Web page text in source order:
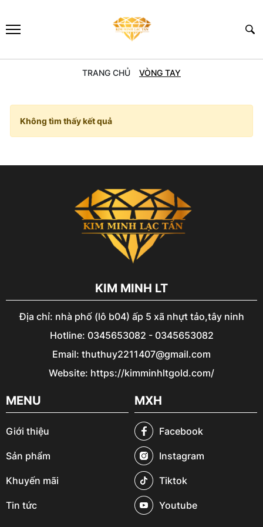
TRANG CHỦ VÒNG TAY
Không tìm thấy kết quả
KIM MINH LT
Địa chỉ: nhà phố (lô b04) ấp 5 xã nhựt tảo,tây ninh
Hotline: 0345653082 - 0345653082
Email: thuthuy2211407@gmail.com
Website: https://kimminhltgold.com/
MENU
Giới thiệu
Sản phẩm
Khuyến mãi
Tin tức
MXH
Facebook
Instagram
Tiktok
Youtube